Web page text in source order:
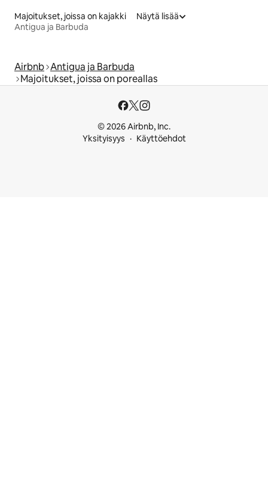
Majoitukset, joissa on kajakki
Antigua ja Barbuda
Näytä lisää
Airbnb Antigua ja Barbuda
Majoitukset, joissa on poreallas
© 2026 Airbnb, Inc.
Yksityisyys
Käyttöehdot